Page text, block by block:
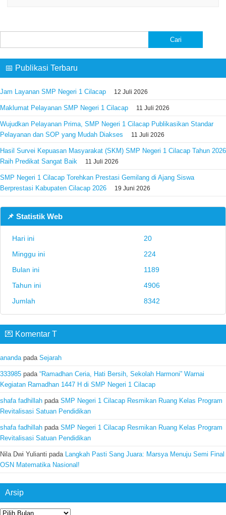
untuk:
📅 Publikasi Terbaru
Jam Layanan SMP Negeri 1 Cilacap 12 Juli 2026
Maklumat Pelayanan SMP Negeri 1 Cilacap 11 Juli 2026
Wujudkan Pelayanan Prima, SMP Negeri 1 Cilacap Publikasikan Standar
Pelayanan dan SOP yang Mudah Diakses
11 Juli 2026
Hasil Survei Kepuasan Masyarakat (SKM) SMP Negeri 1 Cilacap Tahun 2026
Raih Predikat Sangat Baik
11 Juli 2026
SMP Negeri 1 Cilacap Torehkan Prestasi Gemilang di Ajang Siswa
Berprestasi Kabupaten Cilacap 2026
19 Juni 2026
📌 Statistik Web
Hari ini
20
Minggu ini
224
Bulan ini
1189
Tahun ini
4906
Jumlah
8342
💌 Komentar T
ananda pada Sejarah
333985 pada “Ramadhan Ceria, Hati Bersih, Sekolah Harmoni” Warnai
Kegiatan Ramadhan 1447 H di SMP Negeri 1 Cilacap
shafa fadhillah pada SMP Negeri 1 Cilacap Resmikan Ruang Kelas Program
Revitalisasi Satuan Pendidikan
shafa fadhillah pada SMP Negeri 1 Cilacap Resmikan Ruang Kelas Program
Revitalisasi Satuan Pendidikan
Nila Dwi Yulianti pada
Langkah Pasti Sang Juara: Marsya Menuju Semi Final
OSN Matematika Nasional!
Arsip
Arsip